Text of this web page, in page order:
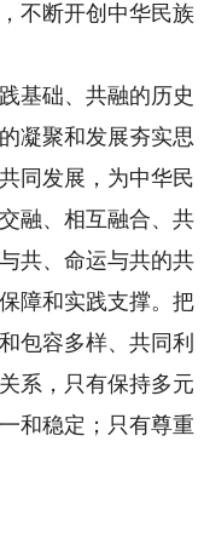
不断开创中华民族
基础、共融的历史
凝聚和发展夯实思
同发展，为中华民
融、相互融合、共
共、命运与共的共
障和实践支撑。把
包容多样、共同利
系，只有保持多元
和稳定；只有尊重